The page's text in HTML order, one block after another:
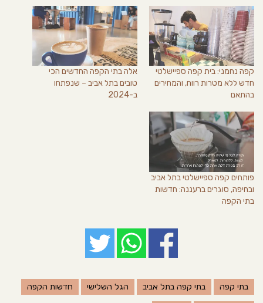
קפה נחמני: בית קפה ספיישלטי
חדש ללא מטרות רווח, והמחירים
בהתאם
אלה בתי הקפה החדשים הכי
טובים בתל אביב – שנפתחו
ב-2024
פותחים קפה ספיישלטי בתל אביב
ובחיפה, סוגרים ברעננה: חדשות
בתי הקפה
בתי קפה בתי קפה בתל אביב הגל השלישי חדשות הקפה